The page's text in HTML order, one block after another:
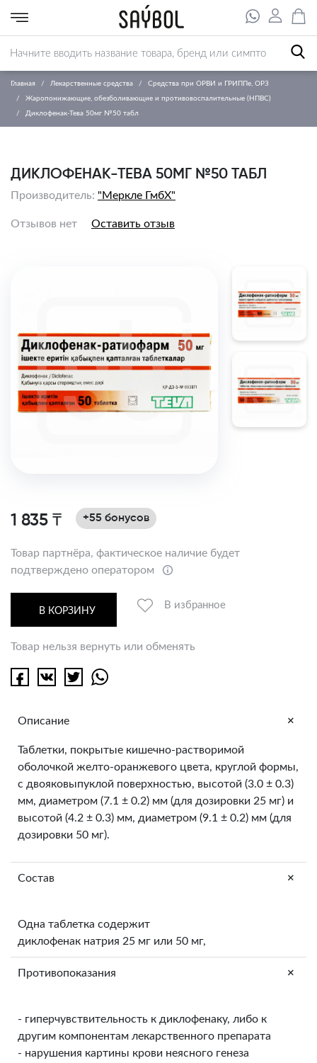
Главная Лекарственные средства Средства при ОРВИ и ГРИППе, ОРЗ
Жаропонижающие, обезболивающие и противовоспалительные (НПВС)
Диклофенак-Тева 50мг №50 табл
ДИКЛОФЕНАК-ТЕВА 50МГ №50 ТАБЛ
Производитель: "Меркле ГмбХ"
Отзывов нет Оставить отзыв
1 835 ₸ +55 бонусов
Товар партнёра, фактическое наличие будет
подтверждено оператором
В КОРЗИНУ
В избранное
Товар нельзя вернуть или обменять
Описание +
Таблетки, покрытые кишечно-растворимой
оболочкой желто-оранжевого цвета, круглой формы,
с двояковыпуклой поверхностью, высотой (3.0 ± 0.3)
мм, диаметром (7.1 ± 0.2) мм (для дозировки 25 мг) и
высотой (4.2 ± 0.3) мм, диаметром (9.1 ± 0.2) мм (для
дозировки 50 мг).
Состав +
Одна таблетка содержит
диклофенак натрия 25 мг или 50 мг,
Противопоказания +
- гиперчувствительность к диклофенаку, либо к
другим компонентам лекарственного препарата
- нарушения картины крови неясного генеза